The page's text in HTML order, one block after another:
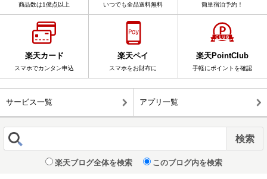
商品数は1億点以上 いつでも全品送料無料 簡単宿泊予約！
楽天カード
スマホでカンタン申込
楽天ペイ
スマホをお財布に
楽天PointClub
手軽にポイントを確認
サービス一覧 アプリ一覧
楽天ブログ全体を検索 このブログ内を検索